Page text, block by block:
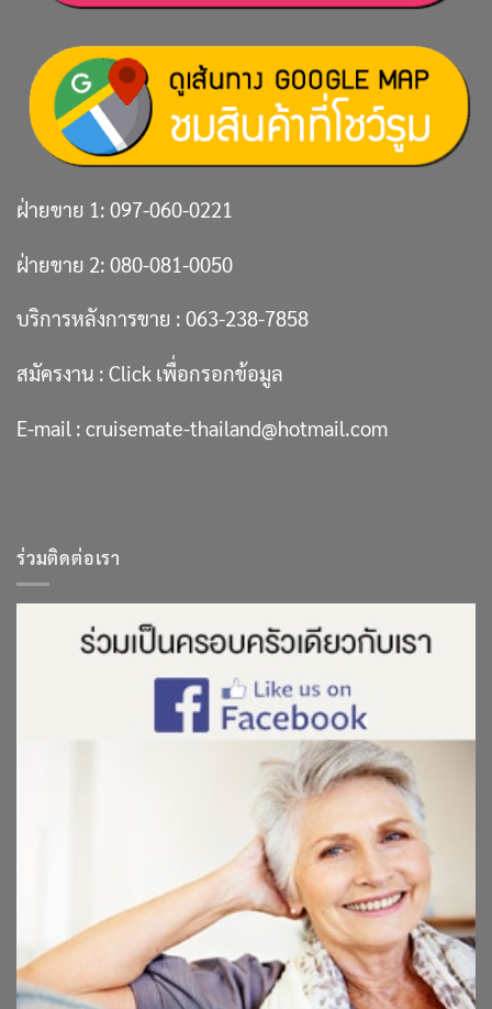
ฝ่ายขาย 1: 097-060-0221
ฝ่ายขาย 2: 080-081-0050
บริการหลังการขาย : 063-238-7858
สมัครงาน : Click เพื่อกรอกข้อมูล
E-mail : cruisemate-thailand@hotmail.com
ร่วมติดต่อเรา